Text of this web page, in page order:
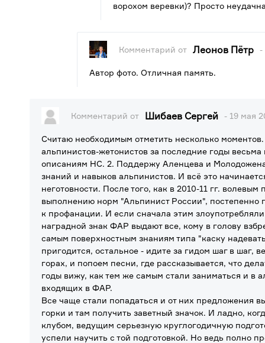
ворохом веревки)? Просто
Комментарий от Леонов Пётр -
Автор фото. Отличная память.
Комментарий от Шибаев Сергей - 19 мая
Считаю необходимым отметить несколько
альпинистов-жетонистов за последние годы
описаниям НС. 2. Поддержу Аленцева и
знаний и навыков альпинистов. И всё это
неготовности. После того, как в 2010-11 гг.
выполнению норм "Альпинист России", постепенно
к профанации. И если сначала этим
наградной знак ФАР выдают все, кому в голову
самым поверхностным знаниям типа "каску
пригодится, остальное - идите за гидом шаг в шаг,
горах, и попоем песни, где рассказывается, что
годы вижу, как тем же самым стали заниматься и в
входящих в ФАР.
Все чаще стали попадаться и от них предложения
горки и там получить заветный значок. И ладно,
клубом, ведущим серьезную круглогодичную
успели научить с той подготовкой. Но ведь полно